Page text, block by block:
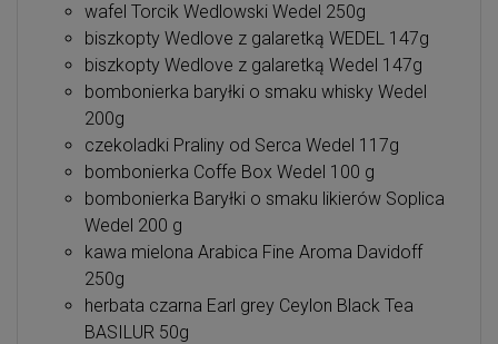
wafel Torcik Wedlowski Wedel 250g
biszkopty Wedlove z galaretką WEDEL 147g
biszkopty Wedlove z galaretką Wedel 147g
bombonierka baryłki o smaku whisky Wedel
200g
czekoladki Praliny od Serca Wedel 117g
bombonierka Coffe Box Wedel 100 g
bombonierka Baryłki o smaku likierów Soplica
Wedel 200 g
kawa mielona Arabica Fine Aroma Davidoff
250g
herbata czarna Earl grey Ceylon Black Tea
BASILUR 50g